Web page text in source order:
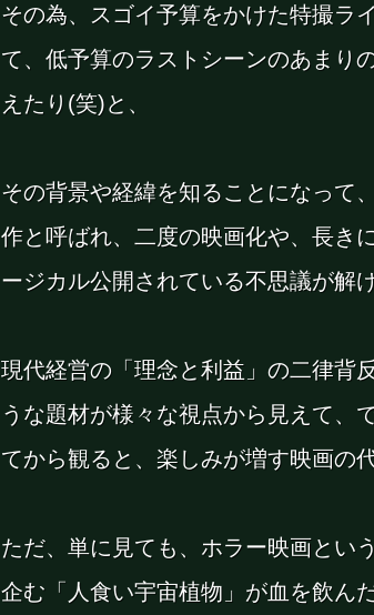
その為、スゴイ予算をかけた特撮ラ
て、低予算のラストシーンのあまり
えたり(笑)と、
その背景や経緯を知ることになって
作と呼ばれ、二度の映画化や、長き
ージカル公開されている不思議が解
現代経営の「理念と利益」の二律背
うな題材が様々な視点から見えて、
てから観ると、楽しみが増す映画の
ただ、単に見ても、ホラー映画とい
企む「人食い宇宙植物」が血を飲ん